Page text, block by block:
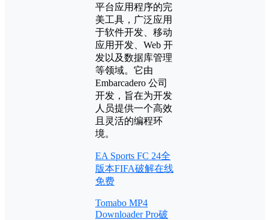
平台应用程序的完
美工具，广泛应用
于软件开发、移动
应用开发、Web 开
发以及数据库管理
等领域。它由
Embarcadero 公司
开发，旨在为开发
人员提供一个高效
且灵活的编程环
境。
EA Sports FC 24全
版本FIFA破解在线
免费
Tomabo MP4
Downloader Pro破